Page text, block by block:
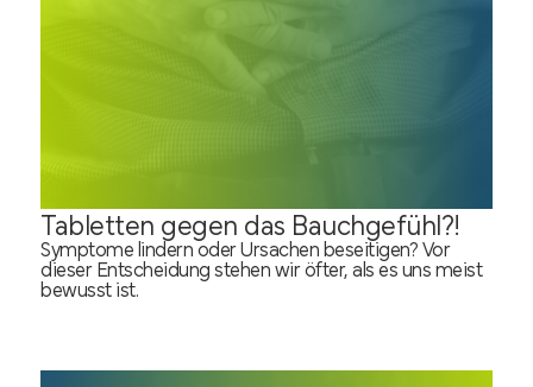
Tabletten gegen das Bauchgefühl?!
Symptome lindern oder Ursachen beseitigen? Vor
dieser Entscheidung stehen wir öfter, als es uns meist
bewusst ist.